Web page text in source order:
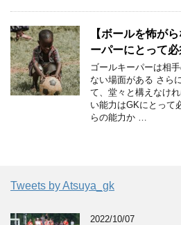
【ボールを怖が
ーパーにとって必
ゴールキーパーは相
ない場面がある さら
て、堂々と構えなけ
い能力はGKにとって
らの能力か …
Tweets by Atsuya_gk
2022/10/07